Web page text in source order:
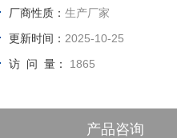
厂商性质： 生产厂家
更新时间： 2025-10-25
访 问 量： 1865
产品咨询